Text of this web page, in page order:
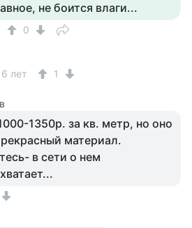
не боится влаги...
0
6 лет 1
1350р. за кв. метр, но оно
материал.
в сети о нем